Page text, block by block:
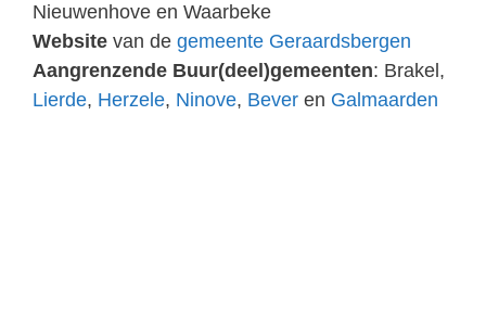
Nieuwenhove en Waarbeke
Website van de gemeente Geraardsbergen
Aangrenzende Buur(deel)gemeenten: Brakel,
Lierde, Herzele, Ninove, Bever en Galmaarden